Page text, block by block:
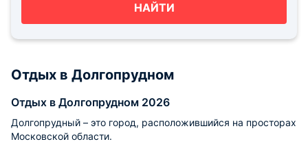
НАЙТИ
Отдых в Долгопрудном
Отдых в Долгопрудном 2026
Долгопрудный – это город, расположившийся на просторах
Московской области.